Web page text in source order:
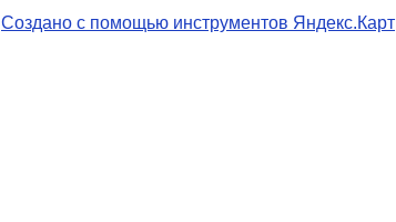
Создано с помощью инструментов Яндекс.Карт